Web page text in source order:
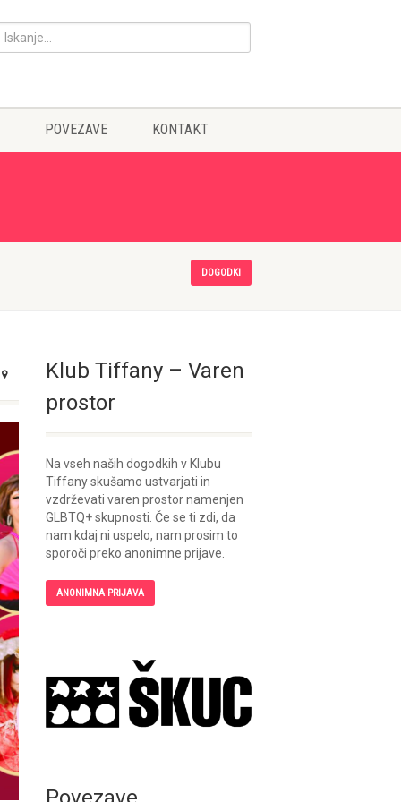
POVEZAVE KONTAKT
DOGODKI
Klub Tiffany – Varen
prostor
Na vseh naših dogodkih v Klubu
Tiffany skušamo ustvarjati in
vzdrževati varen prostor namenjen
GLBTQ+ skupnosti. Če se ti zdi, da
nam kdaj ni uspelo, nam prosim to
sporoči preko anonimne prijave.
ANONIMNA PRIJAVA